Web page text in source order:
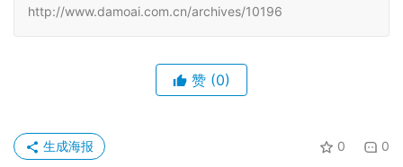
http://www.damoai.com.cn/archives/10196
赞 (0)
0 0
生成海报